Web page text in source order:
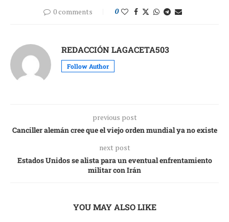
0 comments 0
REDACCIÓN LAGACETA503
Follow Author
previous post
Canciller alemán cree que el viejo orden mundial ya no existe
next post
Estados Unidos se alista para un eventual enfrentamiento
militar con Irán
YOU MAY ALSO LIKE